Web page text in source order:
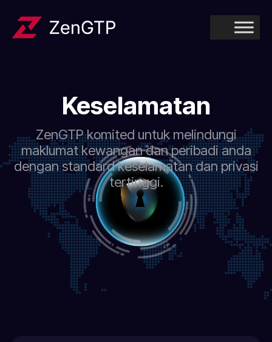
Keselamatan
ZenGTP komited untuk melindungi
maklumat kewangan dan peribadi anda
dengan standard keselamatan dan privasi
tertinggi.